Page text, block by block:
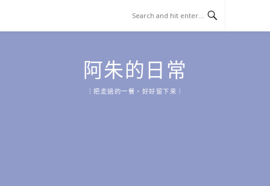
content
阿朱的日常
｜把走過的一餐，好好留下來｜